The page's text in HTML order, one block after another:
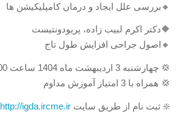
🔸بررسی علل ایجاد و درمان کامپلیکیشن ها
🔶دکتر اکرم لبیب زاده، پریودونتیست
🔸اصول جراحی افزایش طول تاج
💢 چهارشنبه 3 اردیبهشت ماه 1404 ساعت 12:00-09:00
💢 همراه با 3 امتیاز آموزش مداوم
❇️ ثبت نام از طریق سایت http://igda.ircme.ir